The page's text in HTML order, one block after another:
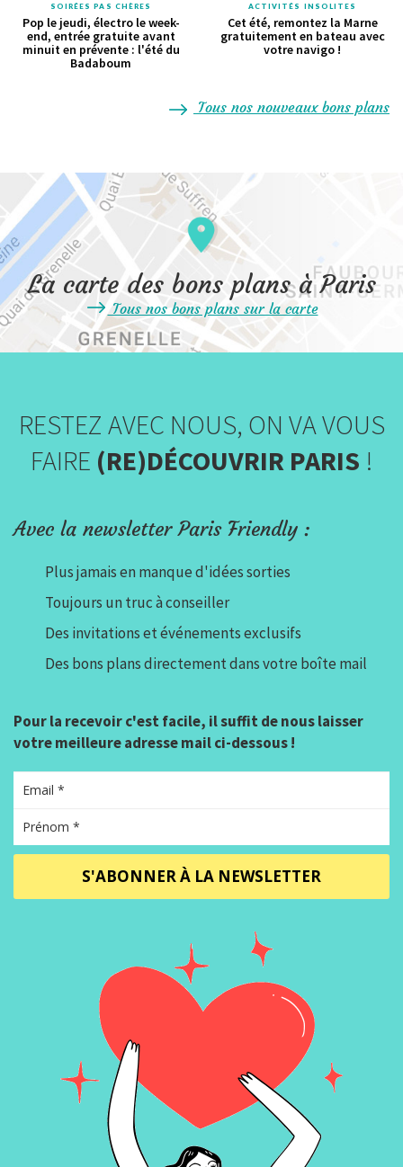
SOIRÉES PAS CHÈRES
Pop le jeudi, électro le week-
end, entrée gratuite avant
minuit en prévente : l'été du
Badaboum
ACTIVITÉS INSOLITES
Cet été, remontez la Marne
gratuitement en bateau avec
votre navigo !
Tous nos nouveaux bons plans
La carte des bons plans à Paris
Tous nos bons plans sur la carte
RESTEZ AVEC NOUS, ON VA VOUS
FAIRE (RE)DÉCOUVRIR PARIS !
Avec la newsletter Paris Friendly :
Plus jamais en manque d'idées sorties
Toujours un truc à conseiller
Des invitations et événements exclusifs
Des bons plans directement dans votre boîte mail
Pour la recevoir c'est facile, il suffit de nous laisser
votre meilleure adresse mail ci-dessous !
S'ABONNER À LA NEWSLETTER